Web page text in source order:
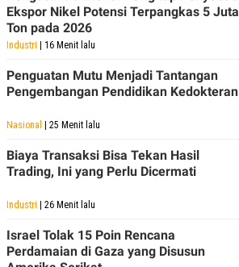
Ekspor Nikel Potensi Terpangkas 5 Juta
Ton pada 2026
Industri | 16 Menit lalu
Penguatan Mutu Menjadi Tantangan
Pengembangan Pendidikan Kedokteran
Nasional | 25 Menit lalu
Biaya Transaksi Bisa Tekan Hasil
Trading, Ini yang Perlu Dicermati
Industri | 26 Menit lalu
Israel Tolak 15 Poin Rencana
Perdamaian di Gaza yang Disusun